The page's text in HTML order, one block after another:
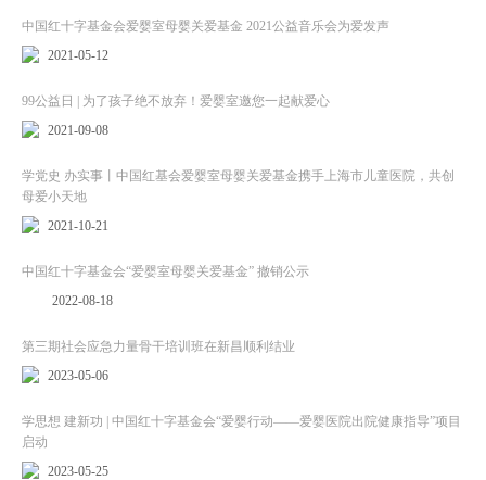
中国红十字基金会爱婴室母婴关爱基金 2021公益音乐会为爱发声
2021-05-12
99公益日 | 为了孩子绝不放弃！爱婴室邀您一起献爱心
2021-09-08
学党史 办实事丨中国红基会爱婴室母婴关爱基金携手上海市儿童医院，共创
母爱小天地
2021-10-21
中国红十字基金会“爱婴室母婴关爱基金” 撤销公示
2022-08-18
第三期社会应急力量骨干培训班在新昌顺利结业
2023-05-06
学思想 建新功 | 中国红十字基金会“爱婴行动——爱婴医院出院健康指导”项目
启动
2023-05-25